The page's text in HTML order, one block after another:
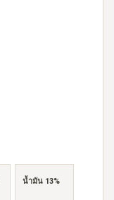
น้ำมัน 13%